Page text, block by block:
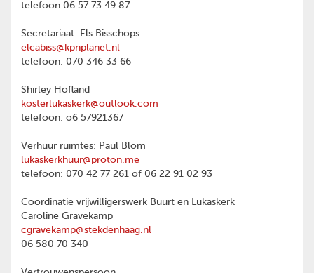
telefoon 06 57 73 49 87
Secretariaat: Els Bisschops
elcabiss@kpnplanet.nl
telefoon: 070 346 33 66
Shirley Hofland
kosterlukaskerk@outlook.com
telefoon: o6 57921367
Verhuur ruimtes: Paul Blom
lukaskerkhuur@proton.me
telefoon: 070 42 77 261 of 06 22 91 02 93
Coordinatie vrijwilligerswerk Buurt en Lukaskerk
Caroline Gravekamp
cgravekamp@stekdenhaag.nl
06 580 70 340